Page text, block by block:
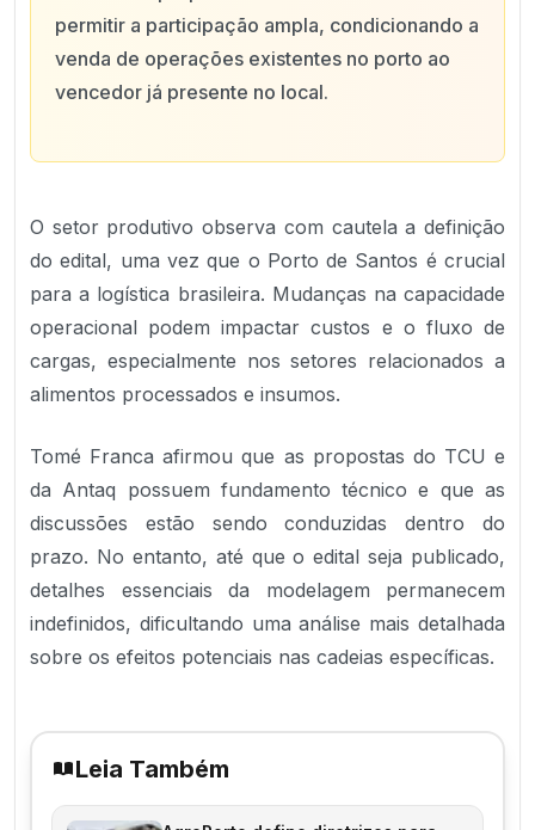
permitir a participação ampla, condicionando a
venda de operações existentes no porto ao
vencedor já presente no local.
O setor produtivo observa com cautela a definição
do edital, uma vez que o Porto de Santos é crucial
para a logística brasileira. Mudanças na capacidade
operacional podem impactar custos e o fluxo de
cargas, especialmente nos setores relacionados a
alimentos processados e insumos.
Tomé Franca afirmou que as propostas do TCU e
da Antaq possuem fundamento técnico e que as
discussões estão sendo conduzidas dentro do
prazo. No entanto, até que o edital seja publicado,
detalhes essenciais da modelagem permanecem
indefinidos, dificultando uma análise mais detalhada
sobre os efeitos potenciais nas cadeias específicas.
Leia Também